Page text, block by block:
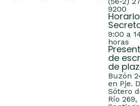
9200
9:00 a
horas
de
de
Buzón
en Pje.
Sótero
Río 269,